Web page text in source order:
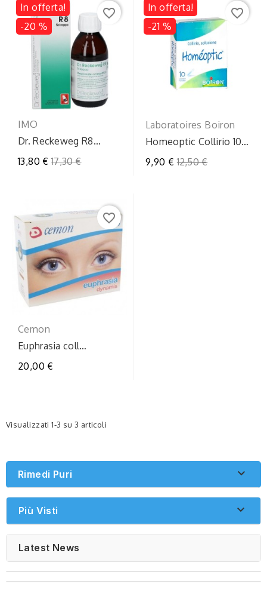
In offerta!
-20 %
favorite_border
IMO
Dr. Reckeweg R8
Rimedio Omeopatico
13,80 € Prezzo
17,30 €
In offerta!
-21 %
favorite_border
Laboratoires Boiron
Homeoptic Collirio 10
4ml
9,90 € Prezzo
12,50 €
favorite_border
Cemon
Euphrasia coll
20,00 €
Visualizzati 1-3 su 3 articoli
Rimedi Puri 
Più Visti 
Latest News